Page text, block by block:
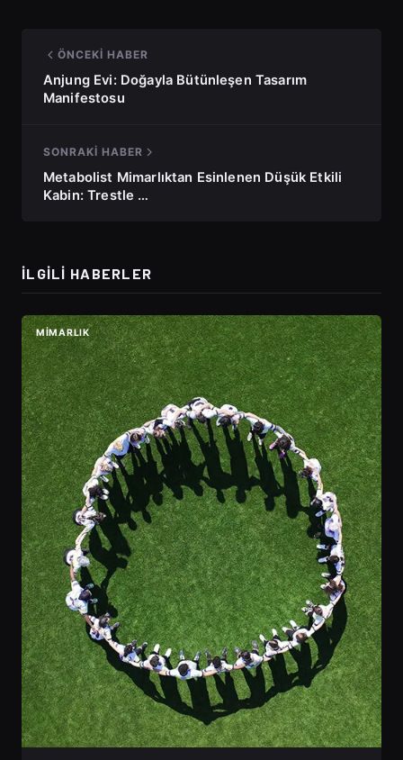
ÖNCEKI HABER
Anjung Evi: Doğayla Bütünleşen Tasarım
Manifestosu
SONRAKI HABER
Metabolist Mimarlıktan Esinlenen Düşük Etkili
Kabin: Trestle …
İLGILI HABERLER
MIMARLIK